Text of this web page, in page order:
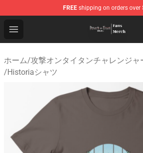
FREE shipping on orders over
Open menu
Attack On Titan Store - Official
ホーム/攻撃オンタイタンチャレンジャ
/Historiaシャツ